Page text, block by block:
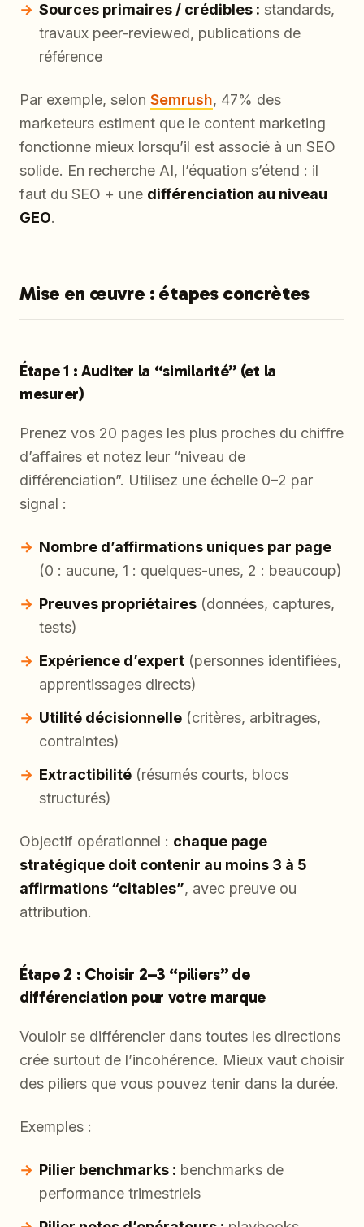
Sources primaires / crédibles : standards,
travaux peer-reviewed, publications de
référence
Par exemple, selon Semrush, 47% des
marketeurs estiment que le content marketing
fonctionne mieux lorsqu’il est associé à un SEO
solide. En recherche AI, l’équation s’étend : il
faut du SEO + une différenciation au niveau
GEO.
Mise en œuvre : étapes concrètes
Étape 1 : Auditer la “similarité” (et la
mesurer)
Prenez vos 20 pages les plus proches du chiffre
d’affaires et notez leur “niveau de
différenciation”. Utilisez une échelle 0–2 par
signal :
Nombre d’affirmations uniques par page
(0 : aucune, 1 : quelques-unes, 2 : beaucoup)
Preuves propriétaires (données, captures,
tests)
Expérience d’expert (personnes identifiées,
apprentissages directs)
Utilité décisionnelle (critères, arbitrages,
contraintes)
Extractibilité (résumés courts, blocs
structurés)
Objectif opérationnel : chaque page
stratégique doit contenir au moins 3 à 5
affirmations “citables”, avec preuve ou
attribution.
Étape 2 : Choisir 2–3 “piliers” de
différenciation pour votre marque
Vouloir se différencier dans toutes les directions
crée surtout de l’incohérence. Mieux vaut choisir
des piliers que vous pouvez tenir dans la durée.
Exemples :
Pilier benchmarks : benchmarks de
performance trimestriels